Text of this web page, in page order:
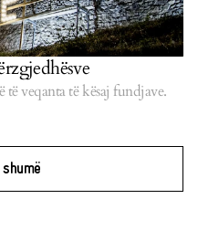
veqanta të kësaj fundjave.